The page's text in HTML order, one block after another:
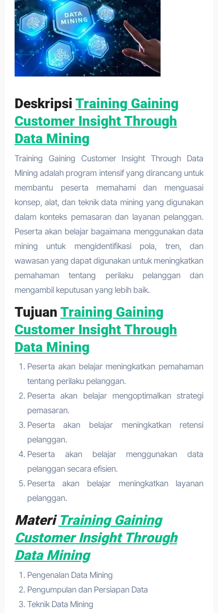
Deskripsi Training Gaining
Customer Insight Through
Data Mining
Training Gaining Customer Insight Through Data
Mining adalah program intensif yang dirancang untuk
membantu peserta memahami dan menguasai
konsep, alat, dan teknik data mining yang digunakan
dalam konteks pemasaran dan layanan pelanggan.
Peserta akan belajar bagaimana menggunakan data
mining untuk mengidentifikasi pola, tren, dan
wawasan yang dapat digunakan untuk meningkatkan
pemahaman tentang perilaku pelanggan dan
mengambil keputusan yang lebih baik.
Tujuan Training Gaining
Customer Insight Through
Data Mining
Peserta akan belajar meningkatkan pemahaman
tentang perilaku pelanggan.
Peserta akan belajar mengoptimalkan strategi
pemasaran.
Peserta akan belajar meningkatkan retensi
pelanggan.
Peserta akan belajar menggunakan data
pelanggan secara efisien.
Peserta akan belajar meningkatkan layanan
pelanggan.
Materi Training Gaining
Customer Insight Through
Data Mining
Pengenalan Data Mining
Pengumpulan dan Persiapan Data
Teknik Data Mining